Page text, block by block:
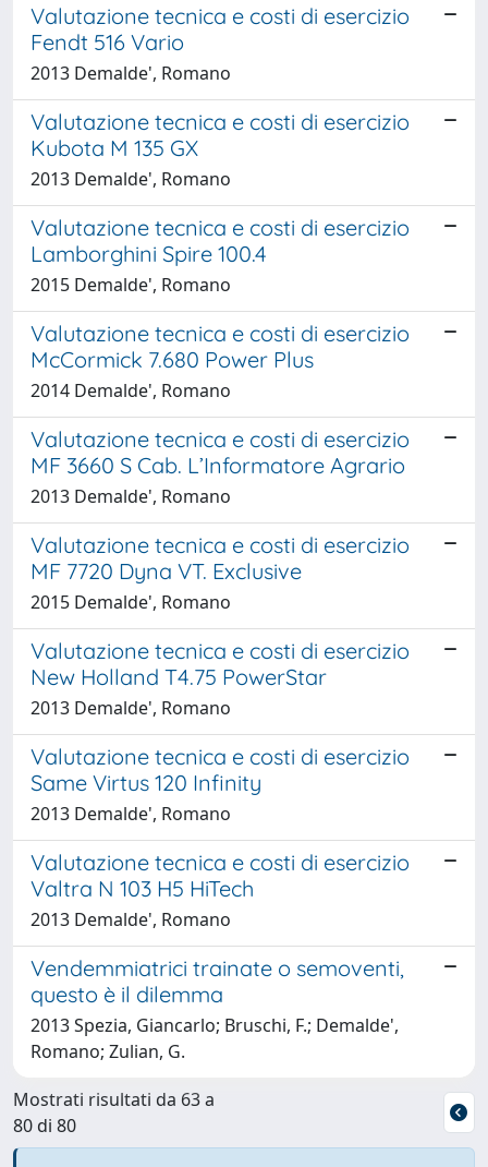
Valutazione tecnica e costi di esercizio
Fendt 516 Vario
2013 Demalde', Romano
Valutazione tecnica e costi di esercizio
Kubota M 135 GX
2013 Demalde', Romano
Valutazione tecnica e costi di esercizio
Lamborghini Spire 100.4
2015 Demalde', Romano
Valutazione tecnica e costi di esercizio
McCormick 7.680 Power Plus
2014 Demalde', Romano
Valutazione tecnica e costi di esercizio
MF 3660 S Cab. L’Informatore Agrario
2013 Demalde', Romano
Valutazione tecnica e costi di esercizio
MF 7720 Dyna VT. Exclusive
2015 Demalde', Romano
Valutazione tecnica e costi di esercizio
New Holland T4.75 PowerStar
2013 Demalde', Romano
Valutazione tecnica e costi di esercizio
Same Virtus 120 Infinity
2013 Demalde', Romano
Valutazione tecnica e costi di esercizio
Valtra N 103 H5 HiTech
2013 Demalde', Romano
Vendemmiatrici trainate o semoventi,
questo è il dilemma
2013 Spezia, Giancarlo; Bruschi, F.; Demalde',
Romano; Zulian, G.
Mostrati risultati da 63 a
80 di 80